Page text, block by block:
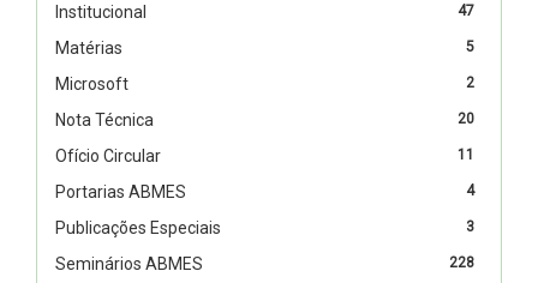
47
Institucional
5
Matérias
2
Microsoft
20
Nota Técnica
11
Ofício Circular
4
Portarias ABMES
3
Publicações Especiais
228
Seminários ABMES